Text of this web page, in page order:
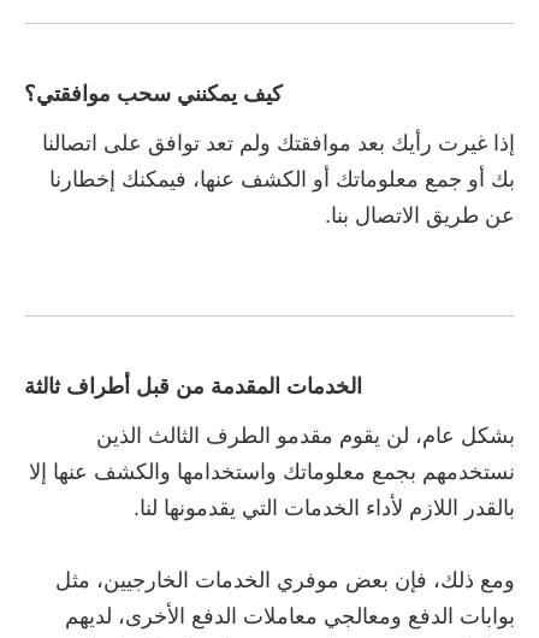
كيف يمكنني سحب موافقتي؟
إذا غيرت رأيك بعد موافقتك ولم تعد توافق على اتصالنا
بك أو جمع معلوماتك أو الكشف عنها، فيمكنك إخطارنا
عن طريق الاتصال بنا.
الخدمات المقدمة من قبل أطراف ثالثة
بشكل عام، لن يقوم مقدمو الطرف الثالث الذين
نستخدمهم بجمع معلوماتك واستخدامها والكشف عنها إلا
بالقدر اللازم لأداء الخدمات التي يقدمونها لنا.
ومع ذلك، فإن بعض موفري الخدمات الخارجيين، مثل
بوابات الدفع ومعالجي معاملات الدفع الأخرى، لديهم